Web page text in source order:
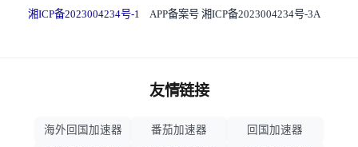
湘ICP备2023004234号-1 APP备案号 湘ICP备2023004234号-3A
友情链接
海外回国加速器 番茄加速器
回国加速器